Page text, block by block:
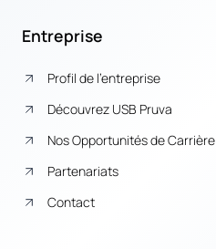
Entreprise
Profil de l’entreprise
Découvrez USB Pruva
Nos Opportunités de Carrière
Partenariats
Contact